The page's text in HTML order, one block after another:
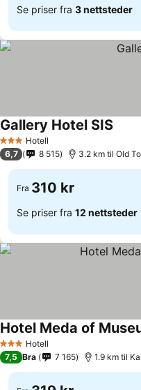
Se priser fra 3 nettsteder
3 StjernerHotell
Gallery Hotel SIS
6,7 8 515 3.2 km til Old
Fra 310 kr
Se priser fra 12 nettsteder
3 StjernerHotell
Hotel Meda of
7,5 Bra 7 165 1.9 km til